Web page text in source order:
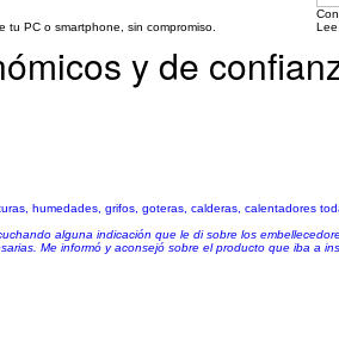
PC o smartphone, sin compromiso.
Lee
y de
humedades, grifos, goteras, calderas, calentadores
alguna indicación que le di sobre los
Me informó y aconsejó sobre el producto que iba a